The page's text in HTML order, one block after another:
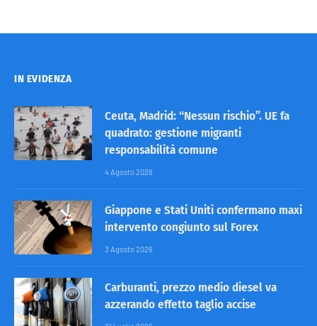
IN EVIDENZA
Ceuta, Madrid: “Nessun rischio”. UE fa
quadrato: gestione migranti
responsabilità comune
4 Agosto 2026
Giappone e Stati Uniti confermano maxi
intervento congiunto sul Forex
3 Agosto 2026
Carburanti, prezzo medio diesel va
azzerando effetto taglio accise